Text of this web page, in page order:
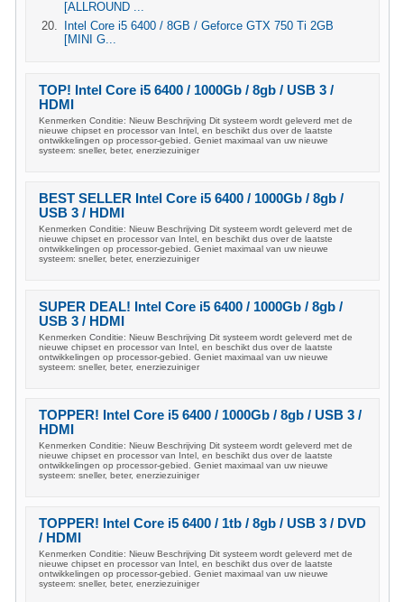
[ALLROUND ...
Intel Core i5 6400 / 8GB / Geforce GTX 750 Ti 2GB
[MINI G...
TOP! Intel Core i5 6400 / 1000Gb / 8gb / USB 3 /
HDMI
Kenmerken Conditie: Nieuw Beschrijving Dit systeem wordt geleverd met de
nieuwe chipset en processor van Intel, en beschikt dus over de laatste
ontwikkelingen op processor-gebied. Geniet maximaal van uw nieuwe
systeem: sneller, beter, enerziezuiniger
BEST SELLER Intel Core i5 6400 / 1000Gb / 8gb /
USB 3 / HDMI
Kenmerken Conditie: Nieuw Beschrijving Dit systeem wordt geleverd met de
nieuwe chipset en processor van Intel, en beschikt dus over de laatste
ontwikkelingen op processor-gebied. Geniet maximaal van uw nieuwe
systeem: sneller, beter, enerziezuiniger
SUPER DEAL! Intel Core i5 6400 / 1000Gb / 8gb /
USB 3 / HDMI
Kenmerken Conditie: Nieuw Beschrijving Dit systeem wordt geleverd met de
nieuwe chipset en processor van Intel, en beschikt dus over de laatste
ontwikkelingen op processor-gebied. Geniet maximaal van uw nieuwe
systeem: sneller, beter, enerziezuiniger
TOPPER! Intel Core i5 6400 / 1000Gb / 8gb / USB 3 /
HDMI
Kenmerken Conditie: Nieuw Beschrijving Dit systeem wordt geleverd met de
nieuwe chipset en processor van Intel, en beschikt dus over de laatste
ontwikkelingen op processor-gebied. Geniet maximaal van uw nieuwe
systeem: sneller, beter, enerziezuiniger
TOPPER! Intel Core i5 6400 / 1tb / 8gb / USB 3 / DVD
/ HDMI
Kenmerken Conditie: Nieuw Beschrijving Dit systeem wordt geleverd met de
nieuwe chipset en processor van Intel, en beschikt dus over de laatste
ontwikkelingen op processor-gebied. Geniet maximaal van uw nieuwe
systeem: sneller, beter, enerziezuiniger